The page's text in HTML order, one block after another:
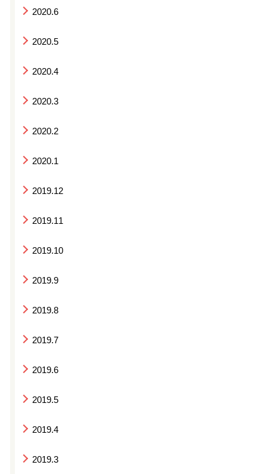
2020.6
2020.5
2020.4
2020.3
2020.2
2020.1
2019.12
2019.11
2019.10
2019.9
2019.8
2019.7
2019.6
2019.5
2019.4
2019.3